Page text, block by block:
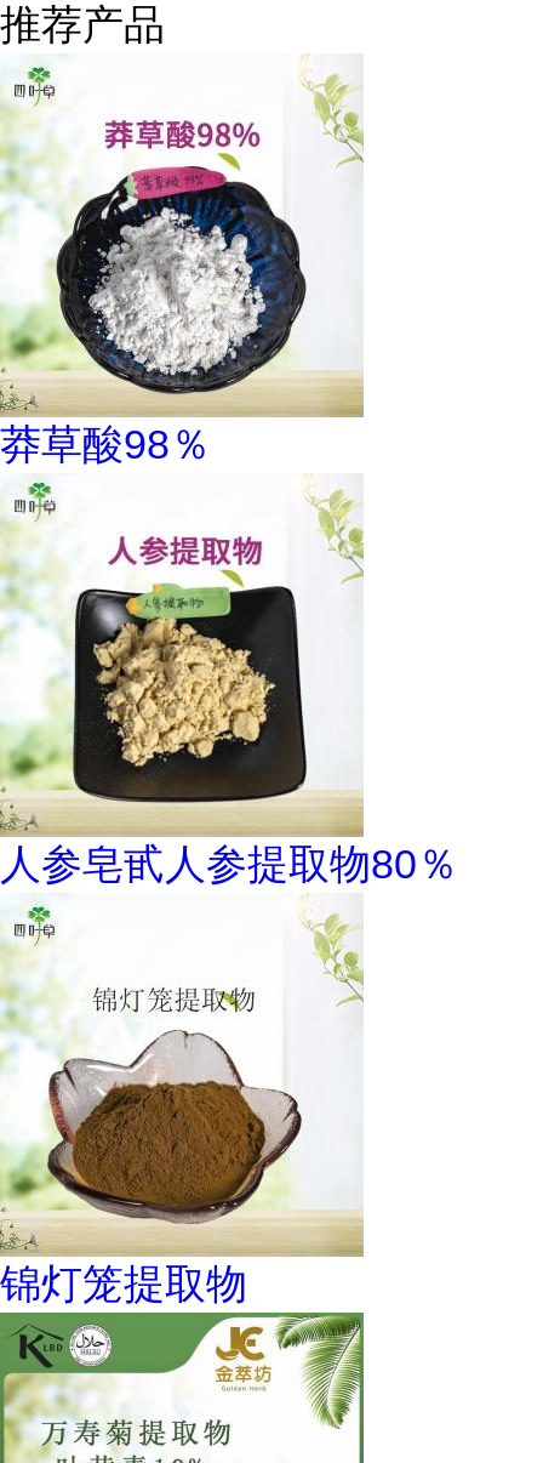
推荐产品
莽草酸98％
人参皂甙人参提取物80％
锦灯笼提取物